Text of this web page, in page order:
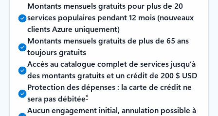
Montants mensuels gratuits pour plus de 20
services populaires pendant 12 mois (nouveaux
clients Azure uniquement)
Montants mensuels gratuits de plus de 65 ans
toujours gratuits
Accès au catalogue complet de services jusqu’à
des montants gratuits et un crédit de 200 $ USD
Protection des dépenses : la carte de crédit ne
sera pas débitée*
Aucun engagement initial, annulation possible à